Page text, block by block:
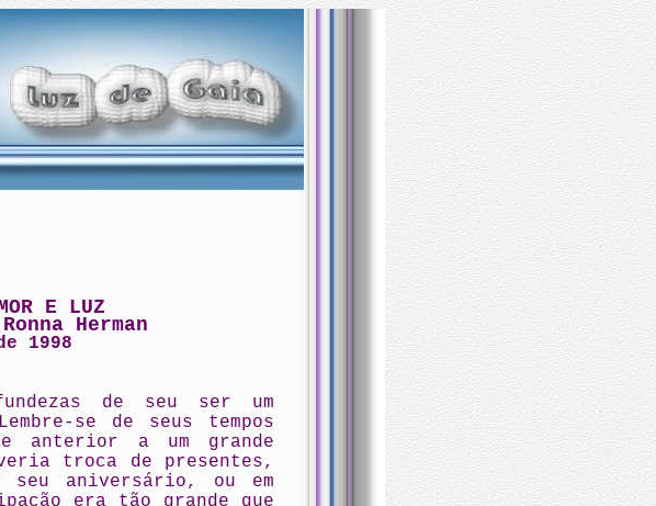
E LUZ
Herman
1998
de seu ser um
se de seus tempos
anterior a um grande
troca de presentes,
seu aniversário, ou em
era tão grande que